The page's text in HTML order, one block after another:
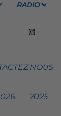
RADIO
NOUS
2025